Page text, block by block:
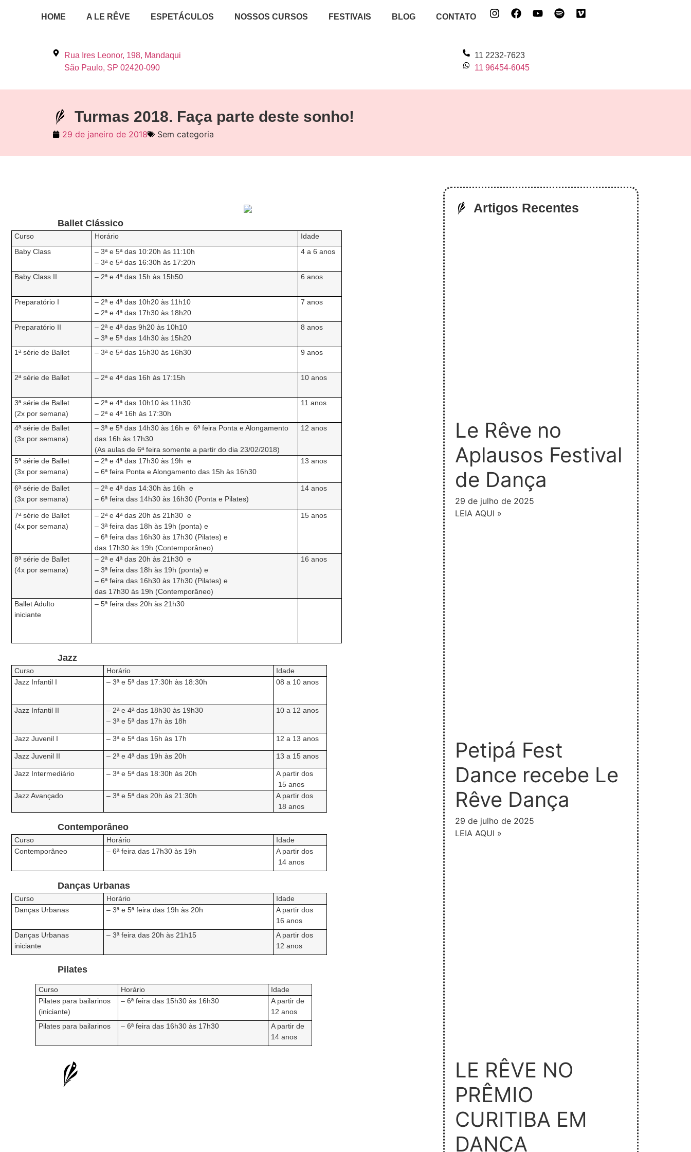
HOME A LE RÊVE ESPETÁCULOS NOSSOS CURSOS FESTIVAIS BLOG CONTATO
Rua Ires Leonor, 198, Mandaqui
São Paulo, SP 02420-090
11 2232-7623
11 96454-6045
Turmas 2018. Faça parte deste sonho!
29 de janeiro de 2018 Sem categoria
Ballet Clássico
Curso Horário
Idade
Baby Class
– 3ª e 5ª das 10:20h às 11:10h
– 3ª e 5ª das 16:30h às 17:20h
4 a 6 anos
Baby Class II – 2ª e 4ª das 15h às 15h50 6 anos
Preparatório I
– 2ª e 4ª das 10h20 às 11h10
– 2ª e 4ª das 17h30 às 18h20
7 anos
Preparatório II
– 2ª e 4ª das 9h20 às 10h10
– 3ª e 5ª das 14h30 às 15h20
8 anos
1ª série de Ballet – 3ª e 5ª das 15h30 às 16h30 9 anos
2ª série de Ballet – 2ª e 4ª das 16h às 17:15h 10 anos
3ª série de Ballet
(2x por semana)
– 2ª e 4ª das 10h10 às 11h30
– 2ª e 4ª 16h às 17:30h
11 anos
4ª série de Ballet
(3x por semana)
– 3ª e 5ª das 14h30 às 16h e 6ª feira Ponta e Alongamento
das 16h às 17h30
(As aulas de 6ª feira somente a partir do dia 23/02/2018)
12 anos
5ª série de Ballet
(3x por semana)
– 2ª e 4ª das 17h30 às 19h e
– 6ª feira Ponta e Alongamento das 15h às 16h30
13 anos
6ª série de Ballet
(3x por semana)
– 2ª e 4ª das 14:30h às 16h e
– 6ª feira das 14h30 às 16h30 (Ponta e Pilates)
14 anos
7ª série de Ballet
(4x por semana)
– 2ª e 4ª das 20h às 21h30 e
– 3ª feira das 18h às 19h (ponta) e
– 6ª feira das 16h30 às 17h30 (Pilates) e
das 17h30 às 19h (Contemporâneo)
15 anos
8ª série de Ballet
(4x por semana)
– 2ª e 4ª das 20h às 21h30 e
– 3ª feira das 18h às 19h (ponta) e
– 6ª feira das 16h30 às 17h30 (Pilates) e
das 17h30 às 19h (Contemporâneo)
16 anos
Ballet Adulto
iniciante
– 5ª feira das 20h às 21h30
Jazz
Curso Horário
Idade
Jazz Infantil I
– 3ª e 5ª das 17:30h às 18:30h 08 a 10 anos
Jazz Infantil II
– 2ª e 4ª das 18h30 às 19h30
– 3ª e 5ª das 17h às 18h
10 a 12 anos
Jazz Juvenil I – 3ª e 5ª das 16h às 17h 12 a 13 anos
Jazz Juvenil II – 2ª e 4ª das 19h às 20h 13 a 15 anos
Jazz Intermediário – 3ª e 5ª das 18:30h às 20h
A partir dos
15 anos
Jazz Avançado
– 3ª e 5ª das 20h às 21:30h
A partir dos
18 anos
Contemporâneo
Curso Horário
Idade
Contemporâneo
– 6ª feira das 17h30 às 19h
A partir dos
14 anos
Danças Urbanas
Curso Horário
Idade
Danças Urbanas
– 3ª e 5ª feira das 19h às 20h
A partir dos
16 anos
Danças Urbanas
iniciante
– 3ª feira das 20h às 21h15
A partir dos
12 anos
Pilates
Curso Horário
Idade
Pilates para bailarinos
(iniciante)
– 6ª feira das 15h30 às 16h30
A partir de
12 anos
Pilates para bailarinos
– 6ª feira das 16h30 às 17h30
A partir de
14 anos
Artigos Recentes
Le Rêve no
Aplausos Festival
de Dança
29 de julho de 2025
LEIA AQUI »
Petipá Fest
Dance recebe Le
Rêve Dança
29 de julho de 2025
LEIA AQUI »
LE RÊVE NO
PRÊMIO
CURITIBA EM
DANÇA